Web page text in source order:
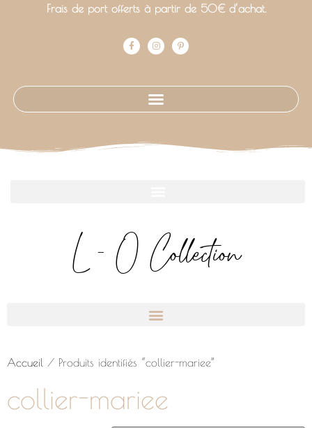
Frais de port offerts à partir de 50€ d’achat.
L - O Collection
Accueil / Produits identifiés “collier-mariee”
collier-mariee